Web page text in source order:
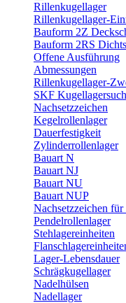
Rillenkugellager
Rillenkugellager-
Bauform 2Z
Bauform 2RS
Offene Ausführung
Abmessungen
Rillenkugellager-
SKF
Nachsetzzeichen
Kegelrollenlager
Dauerfestigkeit
Zylinderrollenlager
Bauart N
Bauart NJ
Bauart NU
Bauart NUP
Nachsetzzeichen
Pendelrollenlager
Stehlagereinheiten
Lager-Lebensdauer
Schrägkugellager
Nadelhülsen
Nadellager